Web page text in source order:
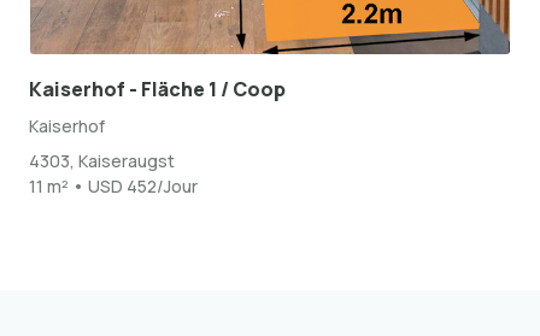
Kaiserhof - Fläche 1 / Coop
Kaiserhof
4303, Kaiseraugst
11 m² • USD 452/Jour